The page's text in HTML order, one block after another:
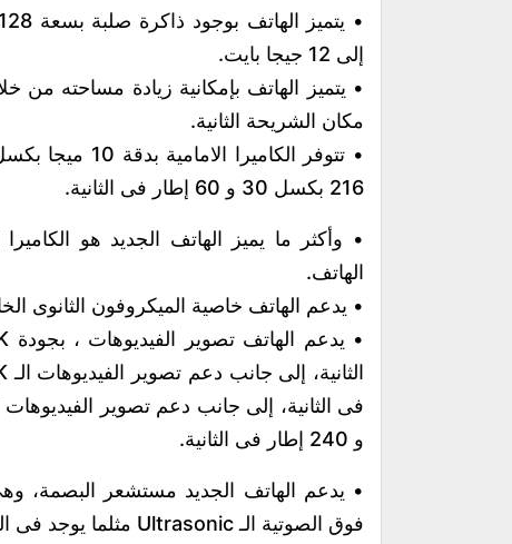
إلى 12 جيجا بايت.
مكان الشريحة الثانية.
216 بكسل 30 و 60 إطار فى الثانية.
• وأكثر ما يميز الهاتف الجديد هو
الهاتف.
• يدعم الهاتف خاصية الميكروفون الثانوى
و 240 إطار فى الثانية.
• يدعم الهاتف الجديد مستشعر البصمة،
فوق الصوتية الـ Ultrasonic مثلما يوجد فى الـ S20 Plus كما يقوم بدعم Face Unlock.